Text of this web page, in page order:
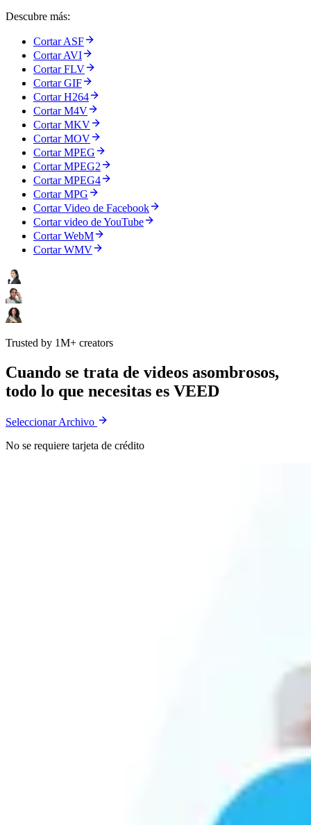
Descubre más:
Cortar ASF
Cortar AVI
Cortar FLV
Cortar GIF
Cortar H264
Cortar M4V
Cortar MKV
Cortar MOV
Cortar MPEG
Cortar MPEG2
Cortar MPEG4
Cortar MPG
Cortar Video de Facebook
Cortar video de YouTube
Cortar WebM
Cortar WMV
Trusted by 1M+ creators
Cuando se trata de videos asombrosos,
todo lo que necesitas es VEED
Seleccionar Archivo
No se requiere tarjeta de crédito